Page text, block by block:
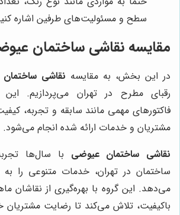
سطح و مسئولیت‌های طرفین اشاره
مقایسه نقاشی ساختمان
در این بخش، به مقایسه نقاشی
رقبای مطرح در تهران می‌پردازیم.
فاکتورهای مهمی مانند سابقه و تجربه،
مشتریان و خدمات ارائه شده انجام می‌شود.
نقاشی ساختمان عیوضی با سال‌ها
ساختمان در تهران، خدمات متنوعی را به
می‌دهد. این گروه با بهره‌گیری از نقاشان
باکیفیت، تلاش می‌کند تا رضایت مشتریان